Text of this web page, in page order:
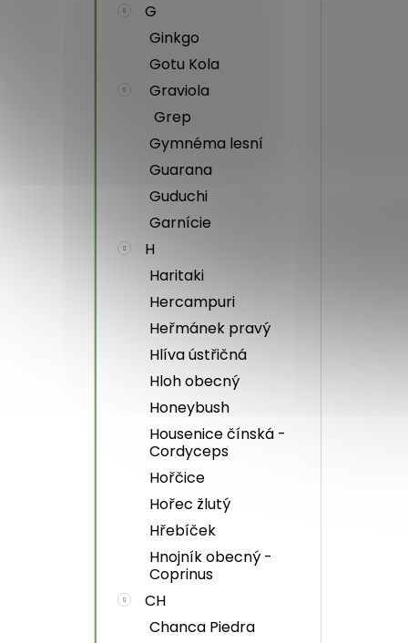
G
Ginkgo
Gotu Kola
Graviola
Grep
Gymnéma lesní
Guarana
Guduchi
Garnície
H
Haritaki
Hercampuri
Heřmánek pravý
Hlíva ústřičná
Hloh obecný
Honeybush
Housenice čínská -
Cordyceps
Hořčice
Hořec žlutý
Hřebíček
Hnojník obecný -
Coprinus
CH
Chanca Piedra